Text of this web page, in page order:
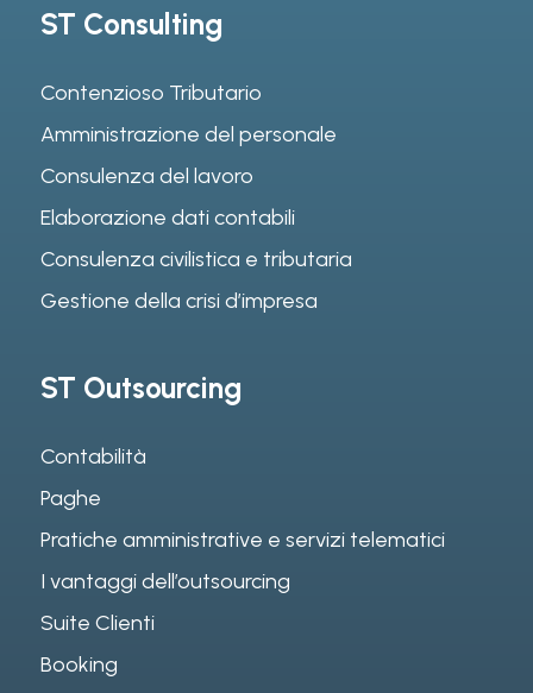
ST Consulting
Contenzioso Tributario
Amministrazione del personale
Consulenza del lavoro
Elaborazione dati contabili
Consulenza civilistica e tributaria
Gestione della crisi d’impresa
ST Outsourcing
Contabilità
Paghe
Pratiche amministrative e servizi telematici
I vantaggi dell’outsourcing
Suite Clienti
Booking